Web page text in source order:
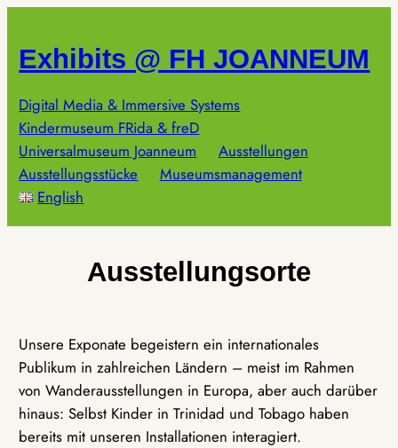
springen
Exhibits @ FH JOANNEUM
Digital Media & Immersive Systems
Kindermuseum FRida & freD
Universalmuseum Joanneum
Ausstellungen
Ausstellungsstücke
Museumsmanagement
English
Ausstellungsorte
Unsere Exponate begeistern ein internationales
Publikum in zahlreichen Ländern – meist im Rahmen
von Wanderausstellungen in Europa, aber auch darüber
hinaus: Selbst Kinder in Trinidad und Tobago haben
bereits mit unseren Installationen interagiert.